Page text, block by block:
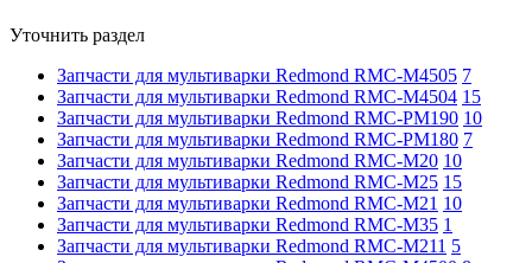
Уточнить раздел
Запчасти для мультиварки Redmond RMC-M4505 7
Запчасти для мультиварки Redmond RMC-M4504 15
Запчасти для мультиварки Redmond RMC-PM190 10
Запчасти для мультиварки Redmond RMC-PM180 7
Запчасти для мультиварки Redmond RMC-M20 10
Запчасти для мультиварки Redmond RMC-M25 15
Запчасти для мультиварки Redmond RMC-M21 10
Запчасти для мультиварки Redmond RMC-M35 1
Запчасти для мультиварки Redmond RMC-M211 5